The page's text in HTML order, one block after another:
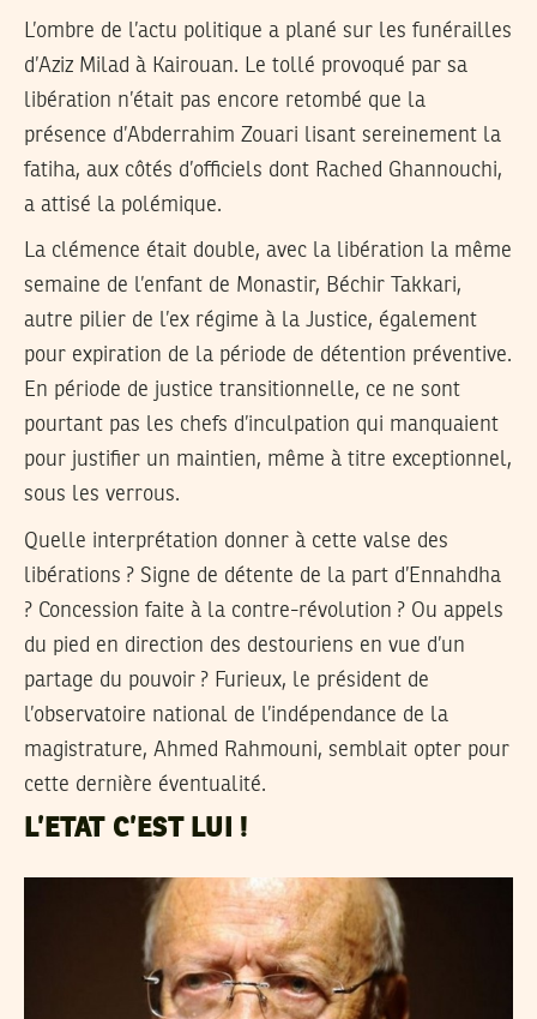
L’ombre de l’actu politique a plané sur les funérailles
d’Aziz Milad à Kairouan. Le tollé provoqué par sa
libération n’était pas encore retombé que la
présence d’Abderrahim Zouari lisant sereinement la
fatiha, aux côtés d’officiels dont Rached Ghannouchi,
a attisé la polémique.
La clémence était double, avec la libération la même
semaine de l’enfant de Monastir, Béchir Takkari,
autre pilier de l’ex régime à la Justice, également
pour expiration de la période de détention préventive.
En période de justice transitionnelle, ce ne sont
pourtant pas les chefs d’inculpation qui manquaient
pour justifier un maintien, même à titre exceptionnel,
sous les verrous.
Quelle interprétation donner à cette valse des
libérations ? Signe de détente de la part d’Ennahdha
? Concession faite à la contre-révolution ? Ou appels
du pied en direction des destouriens en vue d’un
partage du pouvoir ? Furieux, le président de
l’observatoire national de l’indépendance de la
magistrature, Ahmed Rahmouni, semblait opter pour
cette dernière éventualité.
L’ETAT C’EST LUI !